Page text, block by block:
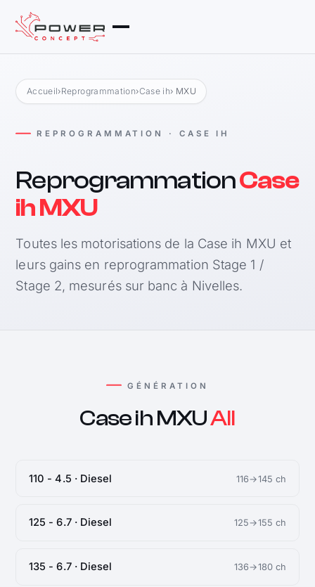
Accueil›Reprogrammation›Case ih› MXU
REPROGRAMMATION · CASE IH
ReprogrammationCase
ih MXU
Toutes les motorisations de la Case ih MXU et
leurs gains en reprogrammation Stage 1 /
Stage 2, mesurés sur banc à Nivelles.
GÉNÉRATION
Case ih MXUAll
110 - 4.5 · Diesel 116→145 ch
125 - 6.7 · Diesel 125→155 ch
135 - 6.7 · Diesel 136→180 ch